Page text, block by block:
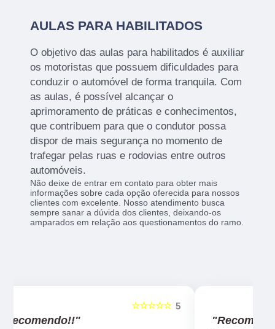
AULAS PARA HABILITADOS
O objetivo das aulas para habilitados é auxiliar
os motoristas que possuem dificuldades para
conduzir o automóvel de forma tranquila. Com
as aulas, é possível alcançar o
aprimoramento de práticas e conhecimentos,
que contribuem para que o condutor possa
dispor de mais segurança no momento de
trafegar pelas ruas e rodovias entre outros
automóveis.
Não deixe de entrar em contato para obter mais
informações sobre cada opção oferecida para nossos
clientes com excelente. Nosso atendimento busca
sempre sanar a dúvida dos clientes, deixando-os
amparados em relação aos questionamentos do ramo.
"Recomendo!!"